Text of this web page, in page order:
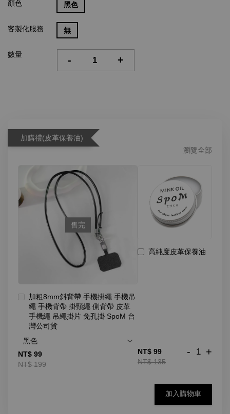
顏色 黑色
客製化服務 無
數量 - +
加購禮(皮革保養油)
瀏覽全部
售完
加粗8mm斜背帶 手機掛繩 手機吊
繩 手機背帶 掛頸繩 側背帶 皮革
手機繩 吊繩掛片 免孔掛 SpoM 台
灣公司貨
NT$ 99
NT$ 199
高純度皮革保養油
NT$ 99
NT$ 135
- +
加入購物車